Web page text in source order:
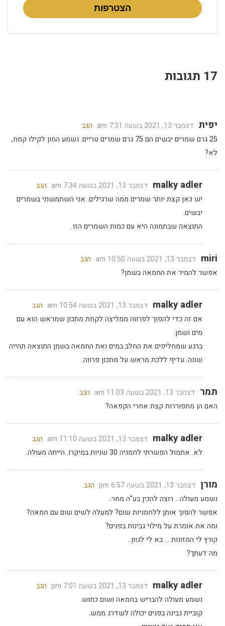
הצטרפות
17 תגובות
יפית דצמבר 13, 2021 בשעה 7:31 am
הגב
25 גרם שמרים יבשים הם 75 גרם שמרים טריים. נשמע המון לקילו קמח,
לא?
malky adler דצמבר 13, 2021 בשעה 7:34 am
הגב
יש כאן קצת יותר שמרים ממה שרגילים. אני השתמשתי בשמרים
יבשים.
התוצאה שבתמונה היא עם כמות השמרים הזו.
miri דצמבר 13, 2021 בשעה 10:50 am
הגב
אפשר להמיר את החמאה בשמן?
malky adler דצמבר 13, 2021 בשעה 10:54 am
הגב
אם זה כדי להפוך לפרווה ממליצה לקחת מתכון שמראש הוא עם
מים ושמן.
ברגע שמחליפים את החלב במים ואת החמאה בשמן התוצאה תהייה
שונה. עדיף ללכת מראש על מתכון פרווה.
תמר דצמבר 13, 2021 בשעה 11:03 am
הגב
האם הן מתפוררות קצת אחרי הקפאה?
malky adler דצמבר 13, 2021 בשעה 11:10 am
הגב
לא. אתמול הפשרתי לחמניה 30 שניות במיקרו. הייתה מעולה.
מורן דצמבר 13, 2021 בשעה 6:57 pm
הגב
נשמע מעולה… רוצה להכין בע"ה מחר..
אפשר להפוך אותן ללחמניות שום? למעלה לשים שום עם חמאה?
ומה את אומרת על מילוי גבינות בפנים?
קורץ לי המזונות … בא לי לגוון..
מה דעתך?
malky adler דצמבר 13, 2021 בשעה 7:01 pm
הגב
נשמע מעולה להבריש בחמאה ושום כתוש.
קוביית גבינה בפנים יכולה לשדרג ממש.